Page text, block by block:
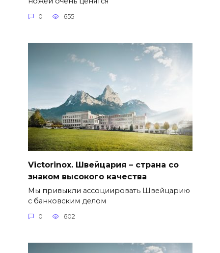
0 655
Victorinox. Швейцария – страна со
знаком высокого качества
Мы привыкли ассоциировать Швейцарию
с банковским делом
0 602